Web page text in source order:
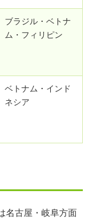
ブラジル・ベトナ
ム・フィリピン
ベトナム・インド
ネシア
名古屋・岐阜方面